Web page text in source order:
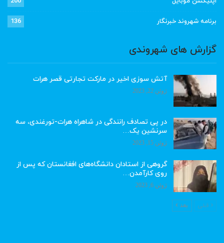
برنامه شهروند خبرنگار 136
گزارش های شهروندی
آتش سوزی اخیر در مارکت تجارتی قصر هرات
ژوئن 22, 2023
در پی تصادف رانندگی در شاهراه هرات-تورغندی، سه
سرنشین یک…
ژوئن 15, 2023
گروهی از استادان دانشگاه‌های افغانستان که پس از
روی کارآمدن…
ژوئن 6, 2023
قبلی بعد